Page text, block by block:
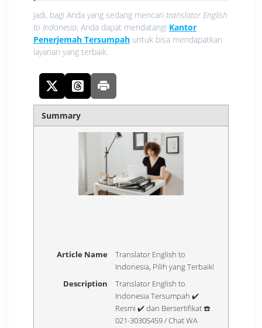
Jadi, bagi Anda yang sedang mencari translator English
to Indonesia, Anda dapat mendatangi Kantor
Penerjemah Tersumpah untuk bisa mendapatkan
layanan yang terbaik.
Summary
Article Name
Translator English to
Indonesia, Pilih yang Terbaik!
Description
Translator English to
Indonesia Tersumpah ✔️
Resmi ✔️ dan Bersertifikat ☎️
021-30305459 / Chat WA